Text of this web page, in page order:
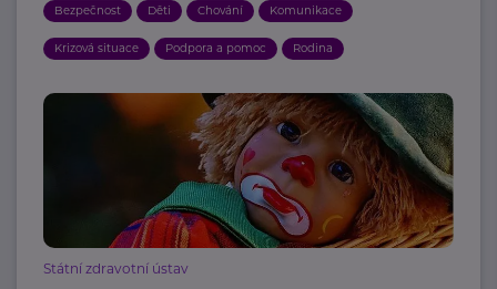
Bezpečnost Děti Chování Komunikace
Krizová situace Podpora a pomoc Rodina
Státní zdravotní ústav